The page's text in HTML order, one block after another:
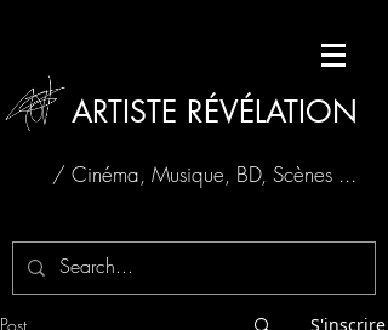
ARTISTE RÉVÉLATION
/ Cinéma, Musique, BD, Scènes ...
Post S'inscrire